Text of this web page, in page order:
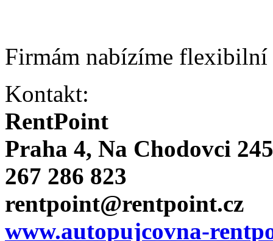
Firmám nabízíme flexibilní
Kontakt:
RentPoint
Praha 4, Na Chodovci
267 286 823
rentpoint@rentpoint.cz
www.autopujcovna-